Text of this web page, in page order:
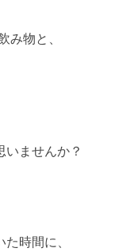
み物と、
ませんか？
時間に、